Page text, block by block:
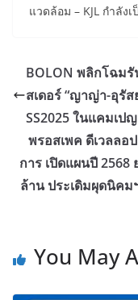
แวดล้อม – KJL กำลัง
BOLON พลิกโฉม
สเดอร์ “ญาญ่า-อุรั
SS2025 ในแคมเป
พรอสเพค ดีเวลลอ
การ เปิดแผนปี
ล้าน ประเดิมผุดนิคม
You May